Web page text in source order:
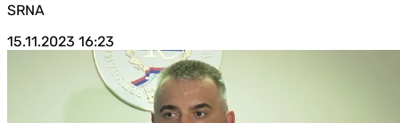
SRNA
15.11.2023 16:23